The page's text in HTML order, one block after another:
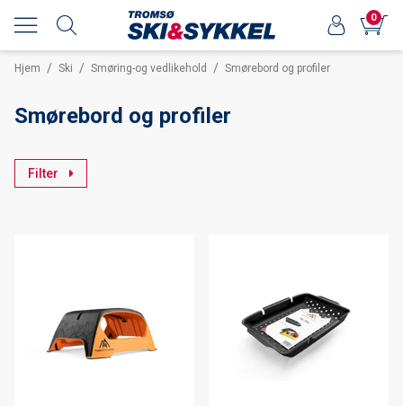
0
Hjem / Ski / Smøring-og vedlikehold / Smørebord og profiler
Smørebord og profiler
Filter